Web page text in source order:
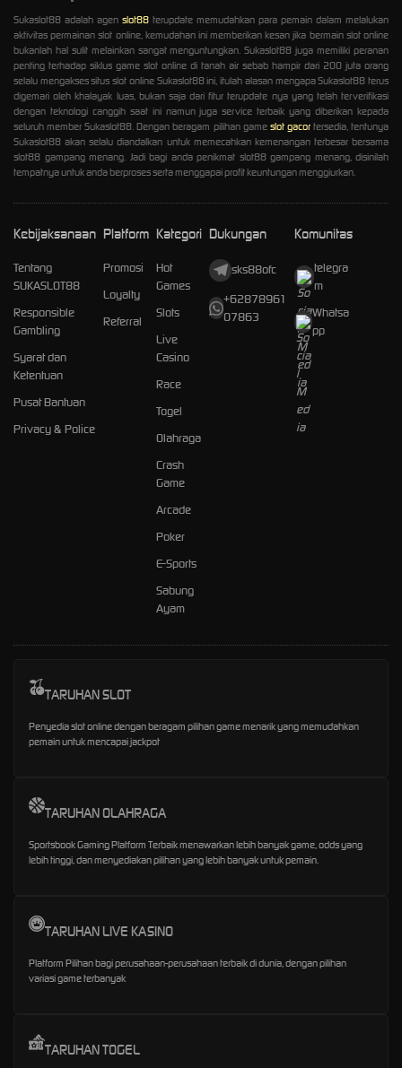
Sukaslot88 adalah agen slot88 terupdate memudahkan para pemain dalam melalukan
aktivitas permainan slot online, kemudahan ini memberikan kesan jika bermain slot online
bukanlah hal sulit melainkan sangat menguntungkan. Sukaslot88 juga memiliki peranan
penting terhadap siklus game slot online di tanah air sebab hampir dari 200 juta orang
selalu mengakses situs slot online Sukaslot88 ini, itulah alasan mengapa Sukaslot88 terus
digemari oleh khalayak luas, bukan saja dari fitur terupdate nya yang telah terverifikasi
dengan teknologi canggih saat ini namun juga service terbaik yang diberikan kepada
seluruh member Sukaslot88. Dengan beragam pilihan game slot gacortersedia, tentunya
Sukaslot88 akan selalu diandalkan untuk memecahkan kemenangan terbesar bersama
slot88 gampang menang. Jadi bagi anda penikmat slot88 gampang menang, disinilah
tempatnya untuk anda berproses serta menggapai profit keuntungan menggiurkan.
Kebijaksanaan
Tentang
SUKASLOT88
Responsible
Gambling
Syarat dan
Ketentuan
Pusat Bantuan
Privacy & Police
Platform
Promosi
Loyalty
Referral
Kategori
Hot
Games
Slots
Live
Casino
Race
Togel
Olahraga
Crash
Game
Arcade
Poker
E-Sports
Sabung
Ayam
Dukungan
sks88ofc
+62878961
07863
Komunitas
telegra
m
Whatsa
pp
TARUHAN SLOT
Penyedia slot online dengan beragam pilihan game menarik yang memudahkan
pemain untuk mencapai jackpot
TARUHAN OLAHRAGA
Sportsbook Gaming Platform Terbaik menawarkan lebih banyak game, odds yang
lebih tinggi, dan menyediakan pilihan yang lebih banyak untuk pemain.
TARUHAN LIVE KASINO
Platform Pilihan bagi perusahaan-perusahaan terbaik di dunia, dengan pilihan
variasi game terbanyak
TARUHAN TOGEL